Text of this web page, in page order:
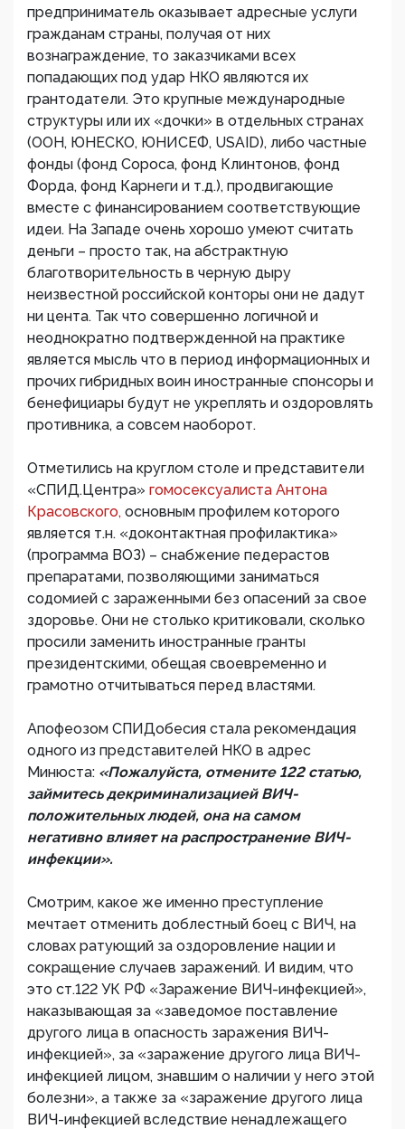
предприниматель оказывает адресные услуги
гражданам страны, получая от них
вознаграждение, то заказчиками всех
попадающих под удар НКО являются их
грантодатели. Это крупные международные
структуры или их «дочки» в отдельных странах
(ООН, ЮНЕСКО, ЮНИСЕФ, USAID), либо частные
фонды (фонд Сороса, фонд Клинтонов, фонд
Форда, фонд Карнеги и т.д.), продвигающие
вместе с финансированием соответствующие
идеи. На Западе очень хорошо умеют считать
деньги – просто так, на абстрактную
благотворительность в черную дыру
неизвестной российской конторы они не дадут
ни цента. Так что совершенно логичной и
неоднократно подтвержденной на практике
является мысль что в период информационных и
прочих гибридных воин иностранные спонсоры и
бенефициары будут не укреплять и оздоровлять
противника, а совсем наоборот.
Отметились на круглом столе и представители
«СПИД.Центра» гомосексуалиста Антона
Красовского, основным профилем которого
является т.н. «доконтактная профилактика»
(программа ВОЗ) – снабжение педерастов
препаратами, позволяющими заниматься
содомией с зараженными без опасений за свое
здоровье. Они не столько критиковали, сколько
просили заменить иностранные гранты
президентскими, обещая своевременно и
грамотно отчитываться перед властями.
Апофеозом СПИДобесия стала рекомендация
одного из представителей НКО в адрес
Минюста: «Пожалуйста, отмените 122 статью,
займитесь декриминализацией ВИЧ-
положительных людей, она на самом
негативно влияет на распространение ВИЧ-
инфекции».
Смотрим, какое же именно преступление
мечтает отменить доблестный боец с ВИЧ, на
словах ратующий за оздоровление нации и
сокращение случаев заражений. И видим, что
это ст.122 УК РФ «Заражение ВИЧ-инфекцией»,
наказывающая за «заведомое поставление
другого лица в опасность заражения ВИЧ-
инфекцией», за «заражение другого лица ВИЧ-
инфекцией лицом, знавшим о наличии у него этой
болезни», а также за «заражение другого лица
ВИЧ-инфекцией вследствие ненадлежащего